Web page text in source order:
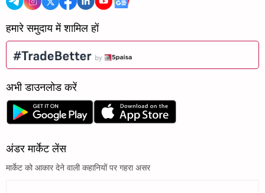
हमारे समुदाय में शामिल हों
अभी डाउनलोड करें
अंडर मार्केट लेंस
मार्केट को आकार देने वाली कहानियों पर गहरा असर